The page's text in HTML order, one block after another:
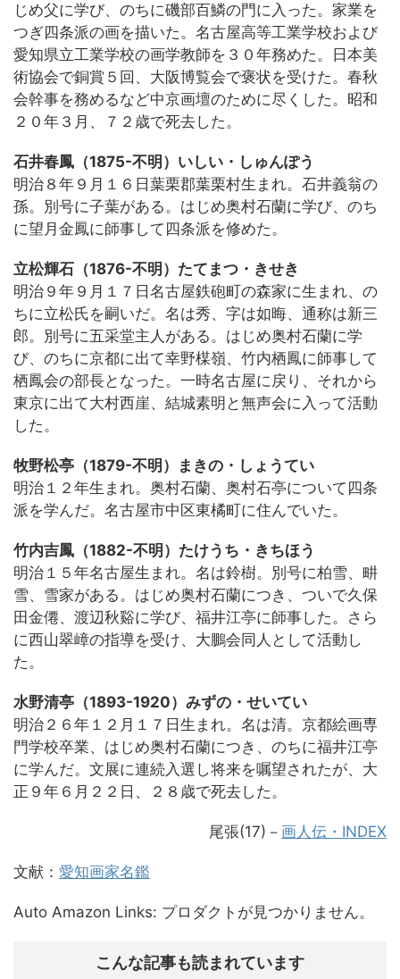
じめ父に学び、のちに磯部百鱗の門に入った。家業を
つぎ四条派の画を描いた。名古屋高等工業学校および
愛知県立工業学校の画学教師を３０年務めた。日本美
術協会で銅賞５回、大阪博覧会で褒状を受けた。春秋
会幹事を務めるなど中京画壇のために尽くした。昭和
２０年３月、７２歳で死去した。
石井春鳳（1875-不明）いしい・しゅんぽう
明治８年９月１６日葉栗郡葉栗村生まれ。石井義翁の
孫。別号に子葉がある。はじめ奥村石蘭に学び、のち
に望月金鳳に師事して四条派を修めた。
立松輝石（1876-不明）たてまつ・きせき
明治９年９月１７日名古屋鉄砲町の森家に生まれ、の
ちに立松氏を嗣いだ。名は秀、字は如晦、通称は新三
郎。別号に五采堂主人がある。はじめ奥村石蘭に学
び、のちに京都に出て幸野楳嶺、竹内栖鳳に師事して
栖鳳会の部長となった。一時名古屋に戻り、それから
東京に出て大村西崖、結城素明と無声会に入って活動
した。
牧野松亭（1879-不明）まきの・しょうてい
明治１２年生まれ。奥村石蘭、奥村石亭について四条
派を学んだ。名古屋市中区東橘町に住んでいた。
竹内吉鳳（1882-不明）たけうち・きちほう
明治１５年名古屋生まれ。名は鈴樹。別号に柏雪、畊
雪、雪家がある。はじめ奥村石蘭につき、ついで久保
田金僊、渡辺秋谿に学び、福井江亭に師事した。さら
に西山翠嶂の指導を受け、大鵬会同人として活動し
た。
水野清亭（1893-1920）みずの・せいてい
明治２６年１２月１７日生まれ。名は清。京都絵画専
門学校卒業、はじめ奥村石蘭につき、のちに福井江亭
に学んだ。文展に連続入選し将来を嘱望されたが、大
正９年６月２２日、２８歳で死去した。
尾張(17) － 画人伝・INDEX
文献： 愛知画家名鑑
Auto Amazon Links: プロダクトが見つかりません。
こんな記事も読まれています